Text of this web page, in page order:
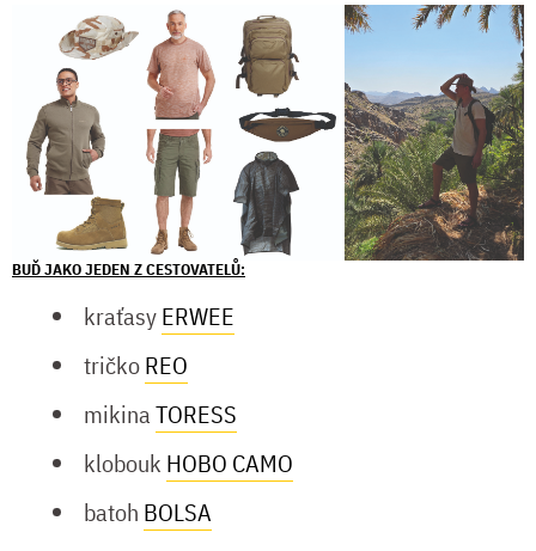
BUĎ JAKO JEDEN Z CESTOVATELŮ:
kraťasyERWEE
tričkoREO
mikinaTORESS
klobouk HOBO CAMO
batoh BOLSA